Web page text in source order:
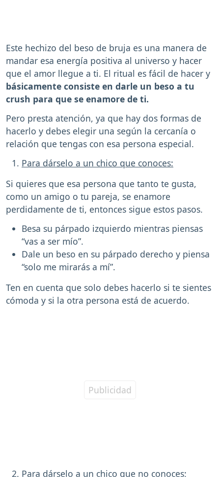
Este hechizo del beso de bruja es una manera de
mandar esa energía positiva al universo y hacer
que el amor llegue a ti. El ritual es fácil de hacer y
básicamente consiste en darle un beso a tu
crush para que se enamore de ti.
Pero presta atención, ya que hay dos formas de
hacerlo y debes elegir una según la cercanía o
relación que tengas con esa persona especial.
Para dárselo a un chico que conoces:
Si quieres que esa persona que tanto te gusta,
como un amigo o tu pareja, se enamore
perdidamente de ti, entonces sigue estos pasos.
Besa su párpado izquierdo mientras piensas
“vas a ser mío”.
Dale un beso en su párpado derecho y piensa
“solo me mirarás a mí”.
Ten en cuenta que solo debes hacerlo si te sientes
cómoda y si la otra persona está de acuerdo.
Para dárselo a un chico que no conoces: